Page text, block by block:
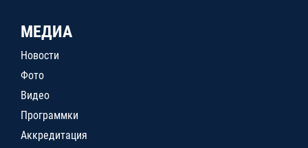
МЕДИА
Новости
Фото
Видео
Программки
Аккредитация